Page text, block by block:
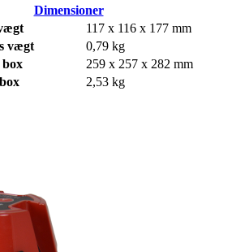
Dimensioner
117 x 116 x 177 mm
vægt
0,79 kg
259 x 257 x 282 mm
2,53 kg